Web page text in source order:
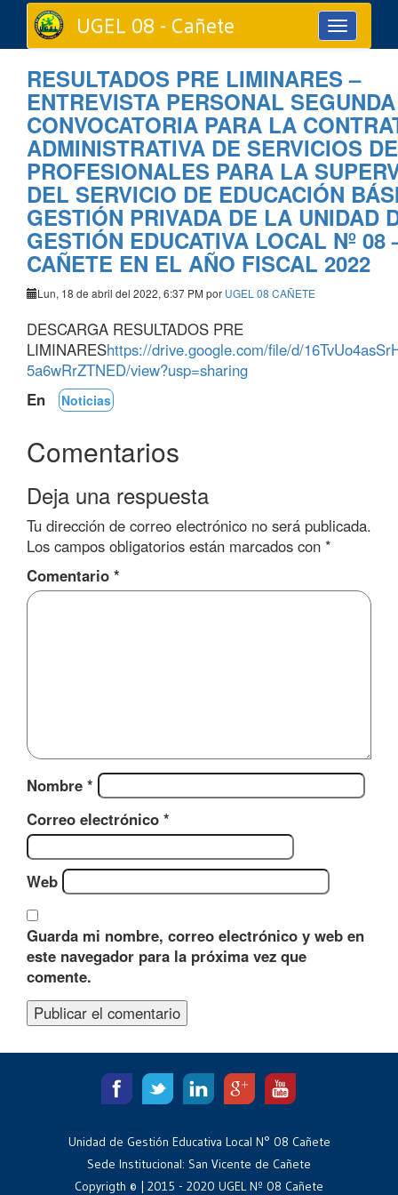
Toggle
navigation
UGEL 08 - Cañete
RESULTADOS PRE LIMINARES –
ENTREVISTA PERSONAL SEGUNDA
CONVOCATORIA PARA LA
ADMINISTRATIVA DE SERVICIOS DE
PROFESIONALES PARA LA
DEL SERVICIO DE EDUCACIÓN
GESTIÓN PRIVADA DE LA UNIDAD
GESTIÓN EDUCATIVA LOCAL Nº 08
CAÑETE EN EL AÑO FISCAL 2022
Lun, 18 de abril del 2022, 6:37 PM por UGEL 08 CAÑETE
DESCARGA RESULTADOS PRE
LIMINAREShttps://drive.google.com/file/d/
5a6wRrZTNED/view?usp=sharing
En
Noticias
Comentarios
Deja una respuesta
Tu dirección de correo electrónico no será publicada.
Los campos obligatorios están marcados con *
Comentario *
Nombre *
Correo electrónico *
Web
Guarda mi nombre, correo electrónico y web en
este navegador para la próxima vez que
comente.
Unidad de Gestión Educativa Local N° 08 Cañete
Sede Institucional: San Vicente de Cañete
Copyrigth © | 2015 - 2020 UGEL Nº 08 Cañete